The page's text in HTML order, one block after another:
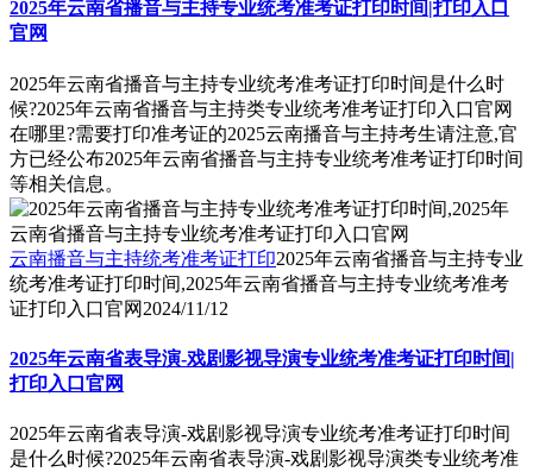
2025年云南省播音与主持专业统考准考证打印时间|打印入口
官网
2025年云南省播音与主持专业统考准考证打印时间是什么时
候?2025年云南省播音与主持类专业统考准考证打印入口官网
在哪里?需要打印准考证的2025云南播音与主持考生请注意,官
方已经公布2025年云南省播音与主持专业统考准考证打印时间
等相关信息。
云南播音与主持统考准考证打印2025年云南省播音与主持专业
统考准考证打印时间,2025年云南省播音与主持专业统考准考
证打印入口官网 2024/11/12
2025年云南省表导演-戏剧影视导演专业统考准考证打印时间|
打印入口官网
2025年云南省表导演-戏剧影视导演专业统考准考证打印时间
是什么时候?2025年云南省表导演-戏剧影视导演类专业统考准